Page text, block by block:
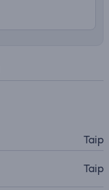
Taip
Taip